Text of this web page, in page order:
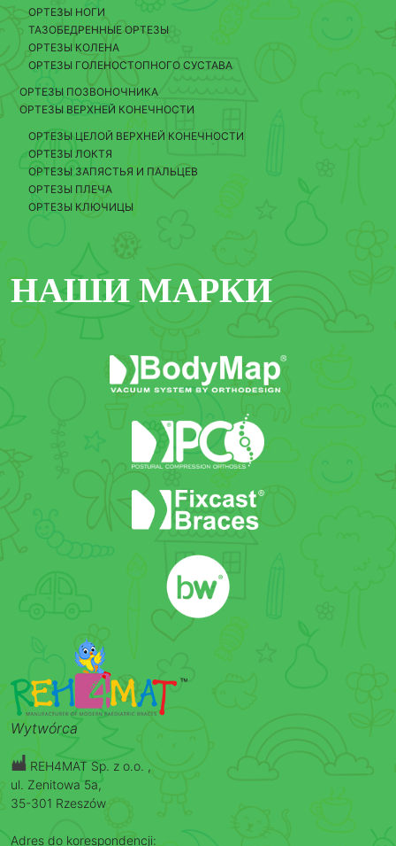
ОРТЕЗЫ НОГИ
ТАЗОБЕДРЕННЫЕ ОРТЕЗЫ
ОРТЕЗЫ КОЛЕНА
ОРТЕЗЫ ГОЛЕНОСТОПНОГО СУСТАВА
ОРТЕЗЫ ПОЗВОНОЧНИКА
ОРТЕЗЫ ВЕРХНЕЙ КОНЕЧНОСТИ
ОРТЕЗЫ ЦЕЛОЙ ВЕРХНЕЙ КОНЕЧНОСТИ
ОРТЕЗЫ ЛОКТЯ
ОРТЕЗЫ ЗАПЯСТЬЯ И ПАЛЬЦЕВ
ОРТЕЗЫ ПЛЕЧА
ОРТЕЗЫ КЛЮЧИЦЫ
НАШИ МАРКИ
Wytwórca
REH4MAT Sp. z o.o. ,
ul. Zenitowa 5a,
35-301 Rzeszów
Adres do korespondencji: